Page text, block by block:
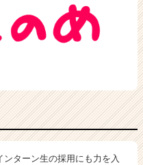
ターン生の採用にも力を入